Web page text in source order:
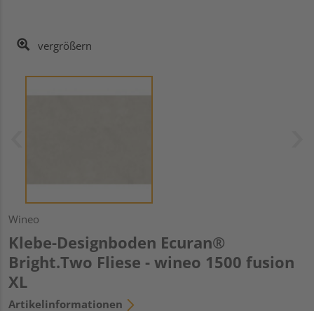
vergrößern
Wineo
Klebe-Designboden Ecuran®
Bright.Two Fliese - wineo 1500 fusion
XL
Artikelinformationen